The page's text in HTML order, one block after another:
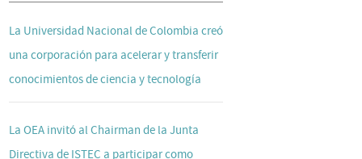
La Universidad Nacional de Colombia creó
una corporación para acelerar y transferir
conocimientos de ciencia y tecnología
La OEA invitó al Chairman de la Junta
Directiva de ISTEC a participar como